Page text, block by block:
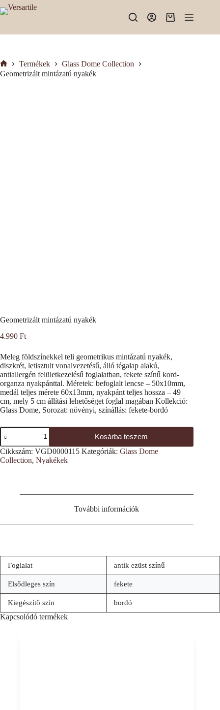
Skip
to
Shopping
Kezdőlap
Termékek
Glass Dome Collection
Geometrizált mintázatú nyakék
Geometrizált mintázatú nyakék
4.990 Ft
Meleg földszínekkel teli geometrikus mintázatú nyakék,
diszkrét, letisztult vonalvezetésű, álló tégalap alakú,
antiallergén felületkezelésű foglalatban, fekete színű kord-
organza nyakpánttal. Méretek: befoglalt lencse – 50x10mm,
medál teljes mérete 60x13mm, nyakpánt teljes hossza – 49
cm, mely 5 cm állítási lehetőséget foglal magában Kollekció:
Glass Dome, Sorozat: növényi, színállás: fekete-bordó
Geometrizált
mintázatú
nyakék
mennyiség
Kosárba teszem
Cikkszám: VGD0000115 Kategóriák: Glass Dome
Collection, Nyakékek
További információk
Foglalat antik ezüst színű
Elsődleges szín fekete
Kiegészítő szín bordó
Kapcsolódó termékek